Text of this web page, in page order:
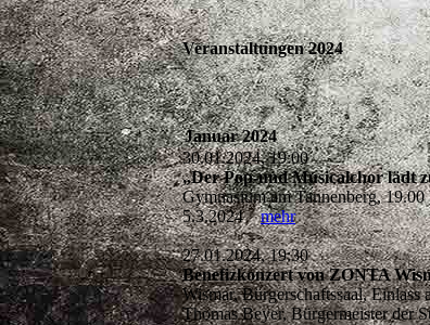
Veranstaltungen 2024
Januar 2024
30.01.2024, 19:00
„Der Pop-und Musicalchor lädt
Gymnasium am Tannenberg,
5.3.2024mehr
27.01.2024, 19:30
Benefizkonzert von ZONTA
Wismar, Bürgerschaftssaal,
Thomas Beyer, Bürgermeister der